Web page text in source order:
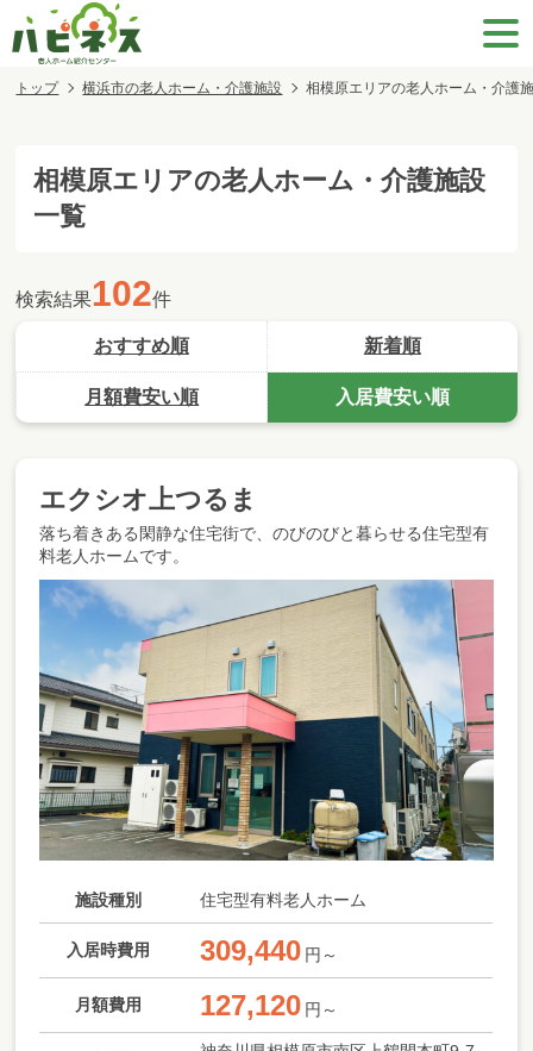
トップ 横浜市の老人ホーム・介護施設 相模原エリアの老人ホーム・介護
相模原エリアの老人ホーム・介護施設
一覧
検索結果102件
おすすめ順 新着順
月額費安い順 入居費安い順
エクシオ上つるま
落ち着きある閑静な住宅街で、のびのびと暮らせる住宅型有
料老人ホームです。
施設種別 住宅型有料老人ホーム
入居時費用 309,440 円～
月額費用 127,120 円～